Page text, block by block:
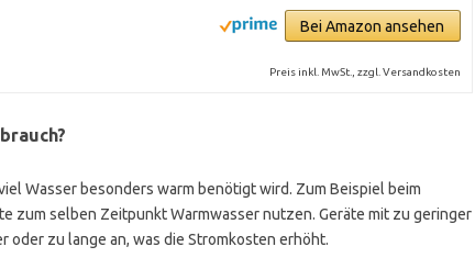
Bei Amazon ansehen
Preis inkl. MwSt., zzgl. Versandkosten
Wasser besonders warm benötigt wird. Zum Beispiel beim
zum selben Zeitpunkt Warmwasser nutzen. Geräte mit zu geringer
oder zu lange an, was die Stromkosten erhöht.